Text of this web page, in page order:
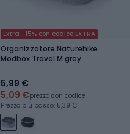
Extra -15% con codice EXTRA
Organizzatore Naturehike
Modbox Travel M grey
5,99 €
5,09 €prezzo con codice
Prezzo più basso: 5,39 €